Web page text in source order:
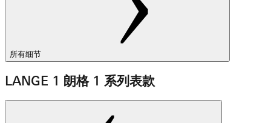
所有细节
LANGE 1 朗格 1 系列表款